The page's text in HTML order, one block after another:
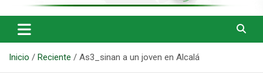
Inicio Reciente As3_sinan a un joven en Alcalá